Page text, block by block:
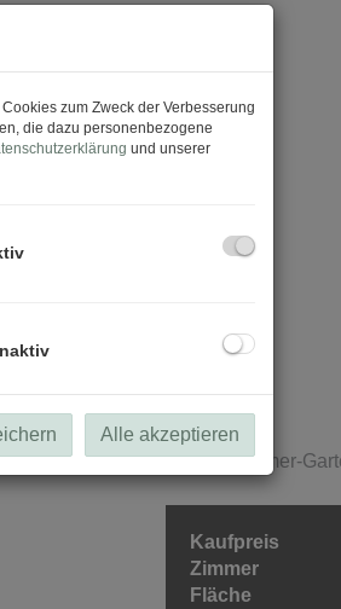
Kaufpreis
Zimmer
Fläche
zum Zweck der Verbesserung
die dazu personenbezogene
und unserer
Alle akzeptieren